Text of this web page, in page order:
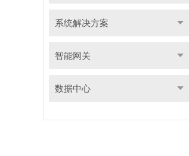
系统解决方案
智能网关
数据中心